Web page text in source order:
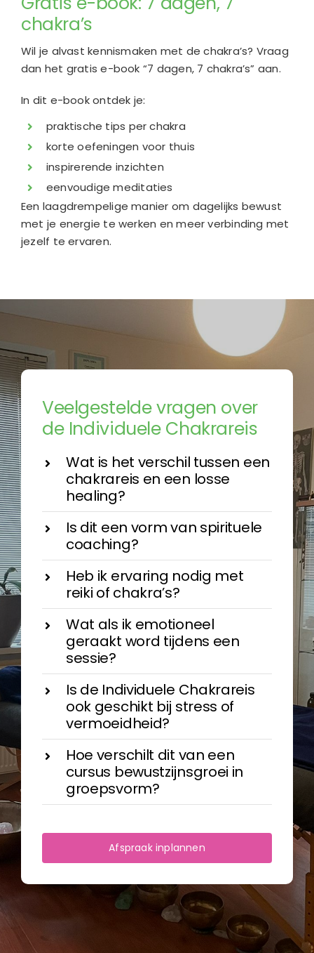
chakra’s
Wil je alvast kennismaken met de chakra’s? Vraag
dan het gratis e-book “7 dagen, 7 chakra’s” aan.
In dit e-book ontdek je:
praktische tips per chakra
korte oefeningen voor thuis
inspirerende inzichten
eenvoudige meditaties
Een laagdrempelige manier om dagelijks bewust
met je energie te werken en meer verbinding met
jezelf te ervaren.
Veelgestelde vragen over
de Individuele Chakrareis
Wat is het verschil tussen een
chakrareis en een losse
healing?
Is dit een vorm van spirituele
coaching?
Heb ik ervaring nodig met
reiki of chakra’s?
Wat als ik emotioneel
geraakt word tijdens een
sessie?
Is de Individuele Chakrareis
ook geschikt bij stress of
vermoeidheid?
Hoe verschilt dit van een
cursus bewustzijnsgroei in
groepsvorm?
Afspraak inplannen